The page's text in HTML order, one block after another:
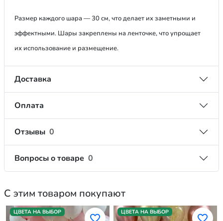
Размер каждого шара — 30 см, что делает их заметными и
эффектными. Шары закреплены на ленточке, что упрощает
их использование и размещение.
Доставка
Оплата
Отзывы 0
Вопросы о товаре 0
С этим товаром покупают
ЦВЕТА НА ВЫБОР ЦВЕТА НА ВЫБОР